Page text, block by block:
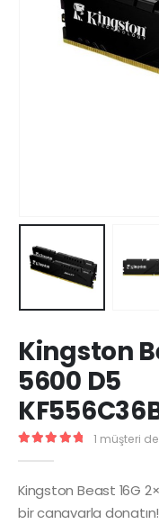
Kingston
5600 D5
1 müşteri
Kingston Beast 16G
bir canavarla